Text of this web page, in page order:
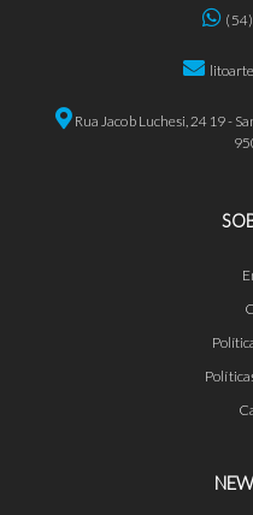
Rua Jacob Luchesi, 2419 -